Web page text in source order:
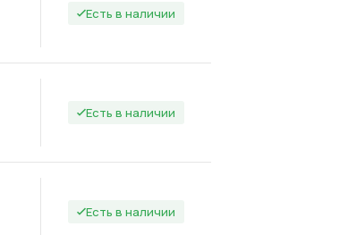
Есть в наличии
Есть в наличии
Есть в наличии